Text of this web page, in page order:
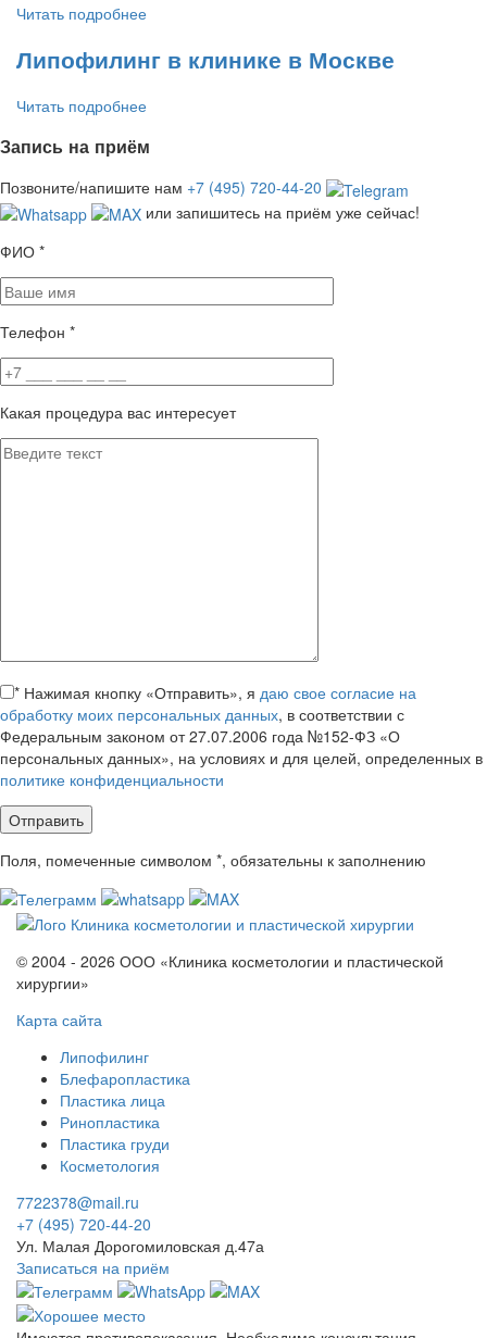
Читать подробнее
Липофилинг в клинике в Москве
Читать подробнее
Запись на приём
Позвоните/напишите нам +7 (495) 720-44-20
или запишитесь на приём уже сейчас!
ФИО *
Телефон *
Какая процедура вас интересует
* Нажимая кнопку «Отправить», я даю свое согласие на
обработку моих персональных данных, в соответствии с
Федеральным законом от 27.07.2006 года №152-ФЗ «О
персональных данных», на условиях и для целей, определенных в
политике конфиденциальности
Поля, помеченные символом *, обязательны к заполнению
© 2004 - 2026 ООО «Клиника косметологии и пластической
хирургии»
Карта сайта
Липофилинг
Блефаропластика
Пластика лица
Ринопластика
Пластика груди
Косметология
7722378@mail.ru
+7 (495) 720-44-20
Ул. Малая Дорогомиловская д.47а
Записаться на приём